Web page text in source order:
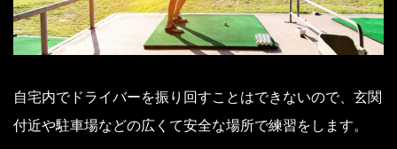
自宅内でドライバーを振り回すことはできないので、玄関
付近や駐車場などの広くて安全な場所で練習をします。